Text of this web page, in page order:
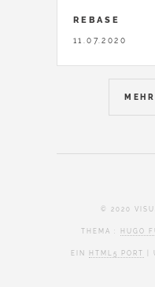
REBASE
11.07.2020
© 2020
THEMA : HUGO
EIN HTML5 PORT |